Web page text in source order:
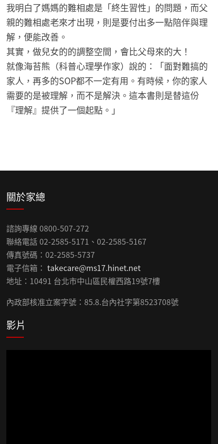
我明白了媽媽的難相處是「終生習性」的問題，而父
親的難相處老來才出現，則是要付出多一點陪伴與理
解，便能改善。
其實，做兒女的的調整空間，會比父母來的大！
就像海苔熊（科普心理學作家）說的：「面對難搞的
家人，再多的SOP都不一定有用。有時候，你的家人
需要的是被理解，而不是解決。這本書則是替這份
『理解』提供了一個起點。」
關於家總
諮詢專線 0800-507-272
聯絡電話 02-2585-5171、02-2585-5167
傳真號碼：02-2585-5737
電子信箱：takecare@ms17.hinet.net
地址：10491 台北市中山區民權西路19號7樓
內政部核准立案字號：85.8.台內社字第8523708號
影片